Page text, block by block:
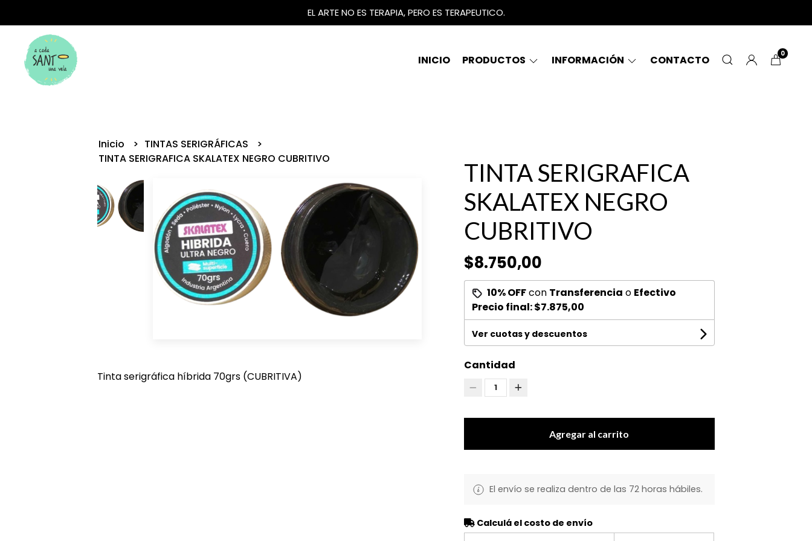
EL ARTE NO ES TERAPIA, PERO ES TERAPEUTICO.
INICIO PRODUCTOS INFORMACIÓN CONTACTO 0
Inicio
TINTAS SERIGRÁFICAS
TINTA SERIGRAFICA SKALATEX NEGRO CUBRITIVO
Tinta serigráfica híbrida 70grs (CUBRITIVA)
TINTA SERIGRAFICA
SKALATEX NEGRO
CUBRITIVO
$8.750,00
10% OFFcon Transferencia o Efectivo
Precio final:$7.875,00
Ver cuotas y descuentos
Cantidad
1
Agregar al carrito
El envío se realiza dentro de las 72 horas hábiles.
Calculá el costo de envío